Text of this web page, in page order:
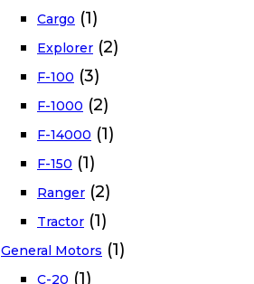
Cargo (1)
Explorer (2)
F-100 (3)
F-1000 (2)
F-14000 (1)
F-150 (1)
Ranger (2)
Tractor (1)
General Motors (1)
C-20 (1)